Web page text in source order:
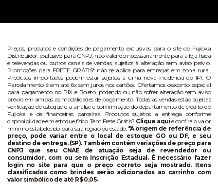
Preços, produtos e condições de pagamento exclusivas para o site do Fujioka
Distribuidor, exclusivo para CNPJ, não valendo necessariamente para a loja física
e televendas ou outros canais de vendas, sujeitos à alteração sem aviso prévio.
Promoções para FRETE GRÁTIS* não se aplica para entregas em zona rural.
Produtos importados podem estar sujeitos a uma nova incidência do IPI. O
Parcelamento é em até 6x sem juros nos cartões. Ofertamos desconto especial
para pagamento no PIX e Boleto, podendo ou não sofrer alteração sem aviso
prévio em ambas as modalidades de pagamento. Todas as vendas estão sujeitas
verificação de estoque e a análise e confirmação do departamento de crédito do
Fujioka e de financeiras parceiras. Produtos sujeitos a entrega conforme
disponibilidade em estoque físico. Tem Frete Grátis? Clique aqui e confira o valor
mínimo estabelecido para sua região ou estado. *A origem de referência de
preço, pode variar entre o local de estoque GO ou DF, e seu
destino de entrega. (SP). Também contém variações de preço para
CNPJ que seu CNAE de atuação seja de revendedor ou
consumidor, com ou sem Inscrição Estadual. É necessário fazer
login no site para que o preço correto seja mostrado. Itens
classificados como brindes serão adicionados ao carrinho com
valor simbólico de até R$ 0,05.